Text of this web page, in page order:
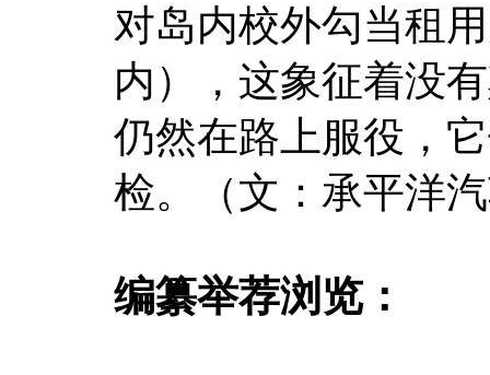
对岛内校外勾当租
内），这象征着没
仍然在路上服役，
检。（文：承平洋
编纂举荐浏览：